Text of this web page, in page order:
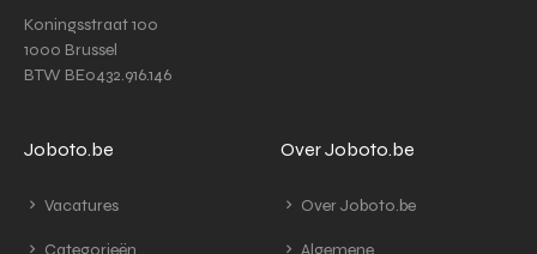
Koningsstraat 100
1000 Brussel
BTW BE0432.916.146
Joboto.be
Vacatures
Categorieën
Over Joboto.be
Over Joboto.be
Algemene